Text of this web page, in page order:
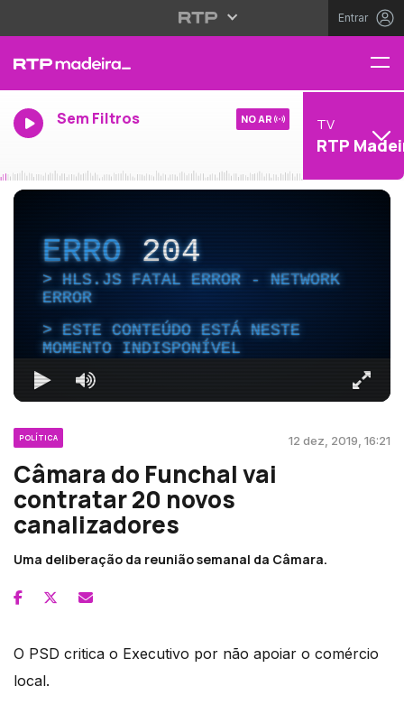
Entrar
Sem Filtros NO AR TV
RTP
ERRO204
HLS.JS FATAL ERROR - NETWORK
ERROR
ESTE CONTEÚDO ESTÁ NESTE
MOMENTO INDISPONÍVEL
POLÍTICA 12 dez, 2019, 16:21
Câmara do Funchal vai
contratar 20 novos
canalizadores
Uma deliberação da reunião semanal da Câmara.
O PSD critica o Executivo por não apoiar o comércio
local.